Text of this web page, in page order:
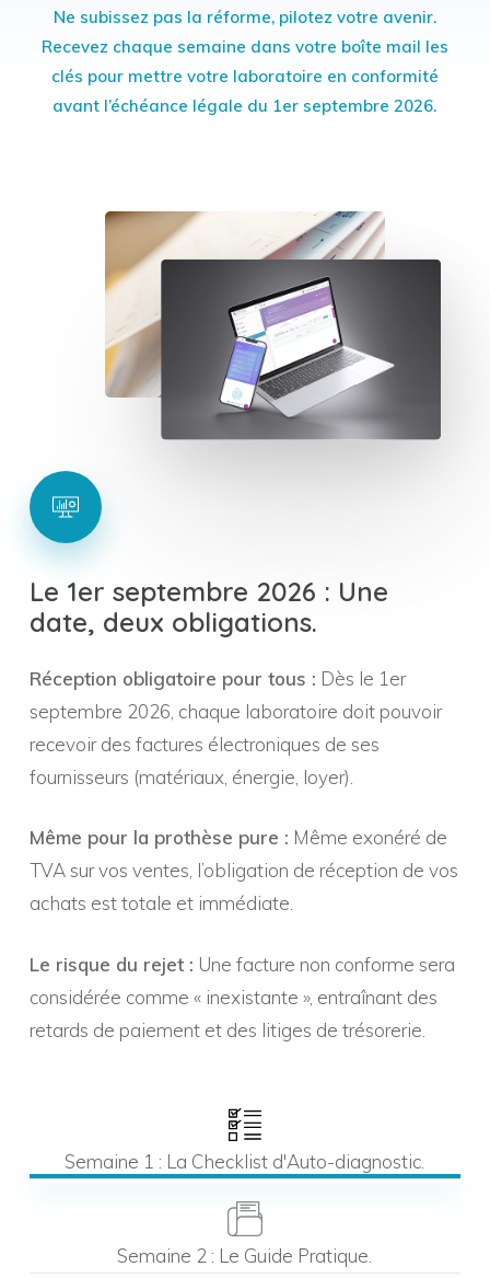
Ne subissez pas la réforme, pilotez votre avenir.
Recevez chaque semaine dans votre boîte mail les
clés pour mettre votre laboratoire en conformité
avant l’échéance légale du 1er septembre 2026.
Le 1er septembre 2026 : Une
date, deux obligations.
Réception obligatoire pour tous : Dès le 1er
septembre 2026, chaque laboratoire doit pouvoir
recevoir des factures électroniques de ses
fournisseurs (matériaux, énergie, loyer).
Même pour la prothèse pure : Même exonéré de
TVA sur vos ventes, l’obligation de réception de vos
achats est totale et immédiate.
Le risque du rejet : Une facture non conforme sera
considérée comme « inexistante », entraînant des
retards de paiement et des litiges de trésorerie.
Semaine 1 : La Checklist d'Auto-diagnostic.
Semaine 2 : Le Guide Pratique.